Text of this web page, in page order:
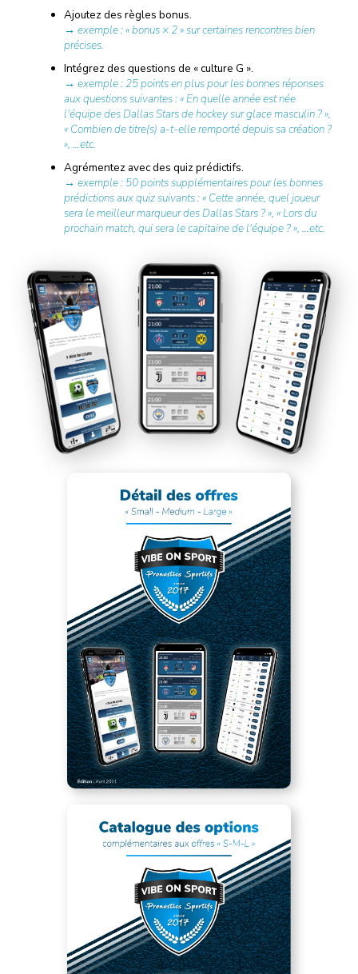
Ajoutez des règles bonus.
→ exemple : « bonus × 2 » sur certaines rencontres bien
précises.
Intégrez des questions de « culture G ».
→ exemple : 25 points en plus pour les bonnes réponses
aux questions suivantes : « En quelle année est née
l'équipe des Dallas Stars de hockey sur glace masculin ? »,
« Combien de titre(s) a-t-elle remporté depuis sa création ?
», …etc.
Agrémentez avec des quiz prédictifs.
→ exemple : 50 points supplémentaires pour les bonnes
prédictions aux quiz suivants : « Cette année, quel joueur
sera le meilleur marqueur des Dallas Stars ? », « Lors du
prochain match, qui sera le capitaine de l'équipe ? », …etc.